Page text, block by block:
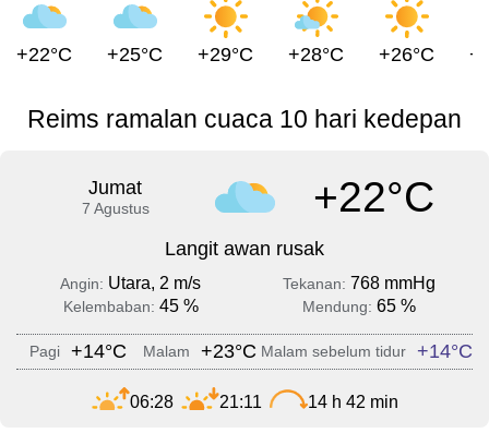
+22°C +25°C +29°C +28°C +26°C
Reims ramalan cuaca 10 hari kedepan
Jumat
7 Agustus +22°C
Langit awan rusak
Angin: Utara, 2 m/s Tekanan: 768 mmHg
Kelembaban: 45 % Mendung: 65 %
Pagi +14°C Malam +23°C Malam sebelum tidur +14°C
06:28 21:11 14 h 42 min